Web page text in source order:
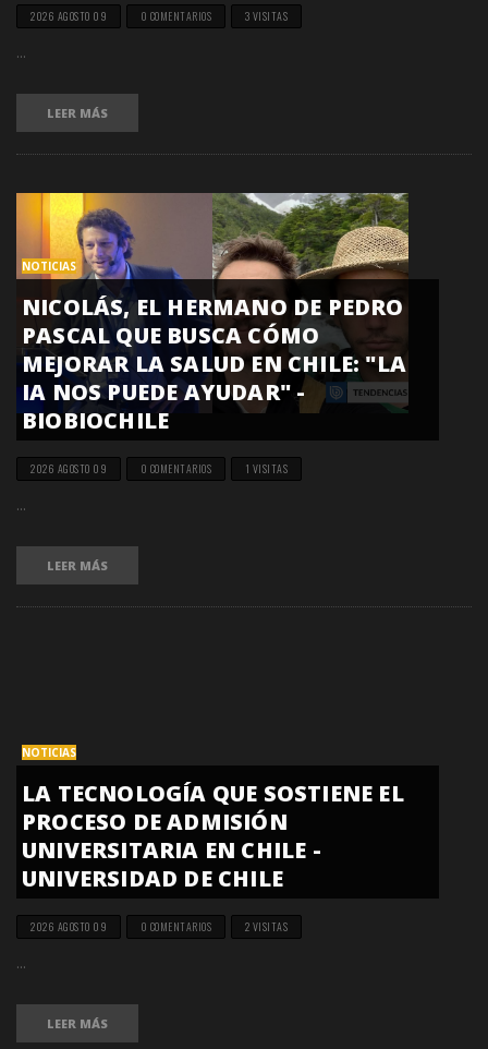
2026 AGOSTO 09 0 COMENTARIOS 3 VISITAS
...
LEER MÁS
NOTICIAS
NICOLÁS, EL HERMANO DE PEDRO
PASCAL QUE BUSCA CÓMO
MEJORAR LA SALUD EN CHILE: "LA
IA NOS PUEDE AYUDAR" -
BIOBIOCHILE
2026 AGOSTO 09 0 COMENTARIOS 1 VISITAS
...
LEER MÁS
NOTICIAS
LA TECNOLOGÍA QUE SOSTIENE EL
PROCESO DE ADMISIÓN
UNIVERSITARIA EN CHILE -
UNIVERSIDAD DE CHILE
2026 AGOSTO 09 0 COMENTARIOS 2 VISITAS
...
LEER MÁS